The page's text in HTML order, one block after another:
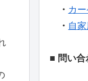
・ カ
・ 自
■ 問い合